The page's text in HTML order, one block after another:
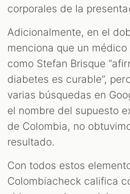
corporales de la
Adicionalmente, en el
menciona que un
como Stefan Brisque
diabetes es curable”,
varias búsquedas en
el nombre del supuesto
de Colombia, no
resultado.
Con todos estos
Colombiacheck califica